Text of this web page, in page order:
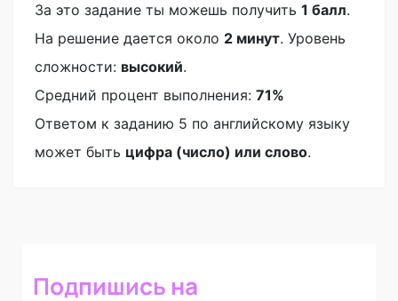
За это задание ты можешь получить 1 балл.
На решение дается около 2 минут. Уровень
сложности: высокий.
Средний процент выполнения: 71%
Ответом к заданию 5 по английскому языку
может быть цифра (число) или слово.
Подпишись на